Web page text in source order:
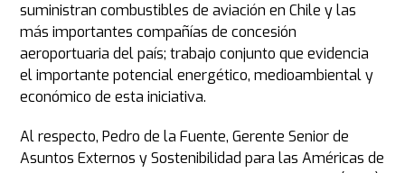
suministran combustibles de aviación en Chile y las
más importantes compañías de concesión
aeroportuaria del país; trabajo conjunto que evidencia
el importante potencial energético, medioambiental y
económico de esta iniciativa.
Al respecto, Pedro de la Fuente, Gerente Senior de
Asuntos Externos y Sostenibilidad para las Américas de